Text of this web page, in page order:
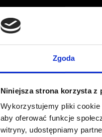
Zgoda
Niniejsza strona korzysta z
Wykorzystujemy pliki cookie
aby oferować funkcje
witryny, udostępniamy